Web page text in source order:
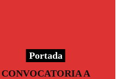
Portada
CONVOCATORIA A